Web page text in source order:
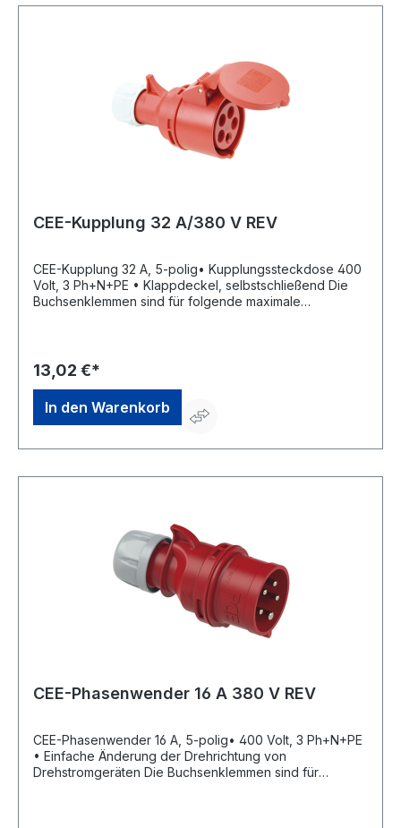
CEE-Kupplung 32 A/380 V REV
CEE-Kupplung 32 A, 5-polig• Kupplungssteckdose 400
Volt, 3 Ph+N+PE • Klappdeckel, selbstschließend Die
Buchsenklemmen sind für folgende maximale
Frankenstr.1-4, 63776 Mömbris, DE, +4960297070,
info@rev.de
13,02 €*
In den Warenkorb
CEE-Phasenwender 16 A 380 V REV
CEE-Phasenwender 16 A, 5-polig• 400 Volt, 3 Ph+N+PE
• Einfache Änderung der Drehrichtung von
Drehstromgeräten Die Buchsenklemmen sind für